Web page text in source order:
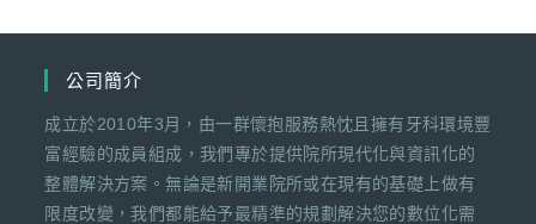
公司簡介
成立於2010年3月，由一群懷抱服務熱忱且擁有牙科環境豐
富經驗的成員組成，我們專於提供院所現代化與資訊化的
整體解決方案。無論是新開業院所或在現有的基礎上做有
限度改變，我們都能給予最精準的規劃解決您的數位化需